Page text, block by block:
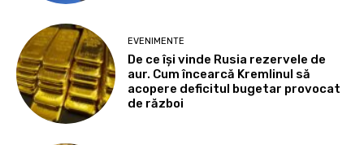
EVENIMENTE
De ce își vinde Rusia rezervele de
aur. Cum încearcă Kremlinul să
acopere deficitul bugetar provocat
de război